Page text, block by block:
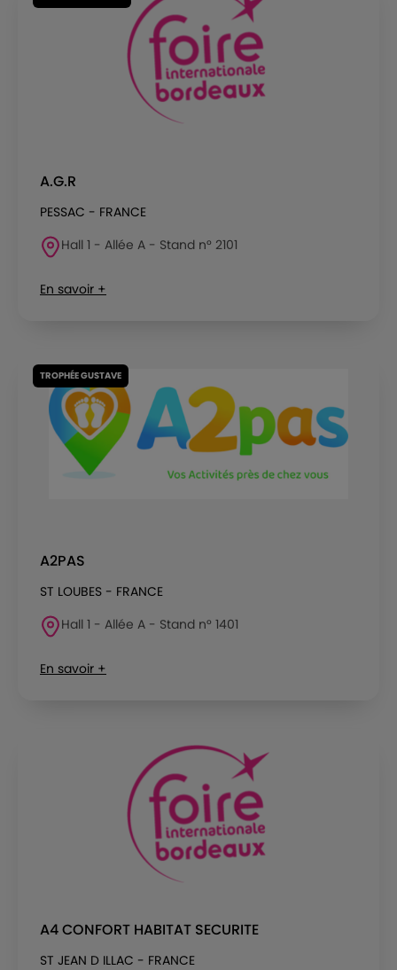
A.G.R
PESSAC - FRANCE
Hall 1 - Allée A - Stand n° 2101
En savoir +
TROPHÉE GUSTAVE
A2PAS
ST LOUBES - FRANCE
Hall 1 - Allée A - Stand n° 1401
En savoir +
A4 CONFORT HABITAT SECURITE
ST JEAN D ILLAC - FRANCE